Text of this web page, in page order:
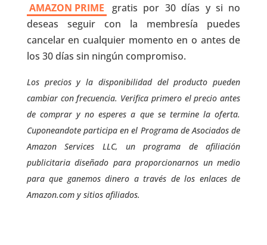
AMAZON PRIME
gratis por 30 días y si no
deseas seguir con la membresía puedes
cancelar en cualquier momento en o antes de
los 30 días sin ningún compromiso.
Los precios y la disponibilidad del producto pueden
cambiar con frecuencia. Verifica primero el precio antes
de comprar y no esperes a que se termine la oferta.
Cuponeandote participa en el Programa de Asociados de
Amazon Services LLC, un programa de afiliación
publicitaria diseñado para proporcionarnos un medio
para que ganemos dinero a través de los enlaces de
Amazon.com y sitios afiliados.